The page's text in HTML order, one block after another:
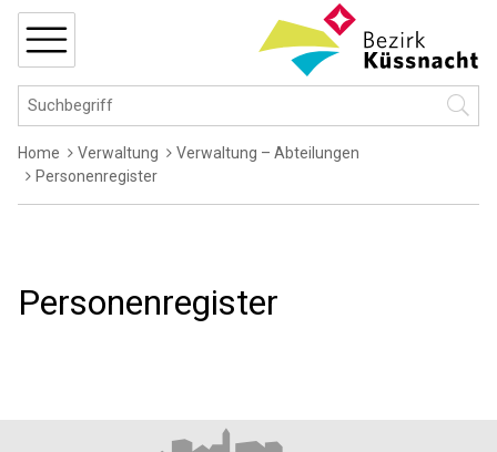
Navigieren in Küssnacht
Schnellnavigation
Hauptnavigation
Suchbegriff
Breadcrumb
Home Verwaltung
Verwaltung – Abteilungen
Personenregister
Personenregister